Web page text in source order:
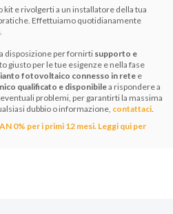
e rivolgerti a un installatore della tua
Effettuiamo quotidianamente
disposizione per fornirti supporto e
giusto per le tue esigenze e nella fase
fotovoltaico connesso in rete e
qualificato e disponibilea rispondere a
problemi, per garantirti la massima
dubbio o informazione, contattaci
0% per i primi 12 mesi. Leggi qui per